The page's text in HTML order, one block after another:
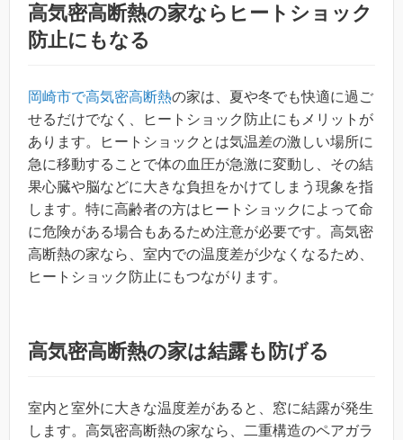
高気密高断熱の家ならヒートショック
防止にもなる
岡崎市で高気密高断熱の家は、夏や冬でも快適に過ご
せるだけでなく、ヒートショック防止にもメリットが
あります。ヒートショックとは気温差の激しい場所に
急に移動することで体の血圧が急激に変動し、その結
果心臓や脳などに大きな負担をかけてしまう現象を指
します。特に高齢者の方はヒートショックによって命
に危険がある場合もあるため注意が必要です。高気密
高断熱の家なら、室内での温度差が少なくなるため、
ヒートショック防止にもつながります。
高気密高断熱の家は結露も防げる
室内と室外に大きな温度差があると、窓に結露が発生
します。高気密高断熱の家なら、二重構造のペアガラ